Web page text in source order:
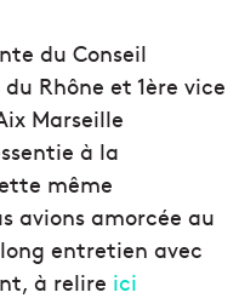
du Conseil
Rhône et 1ère vice
Marseille
à la
même
avions amorcée au
entretien avec
à relire ici